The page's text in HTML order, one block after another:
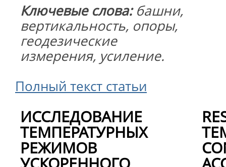
Ключевые слова:башни,
вертикальность, опоры,
геодезические
измерения, усиление.
Полный текст статьи
ИССЛЕДОВАНИЕ
ТЕМПЕРАТУРНЫХ
РЕЖИМОВ